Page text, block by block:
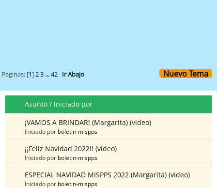
Páginas: [1]2 3 ...42 Ir Abajo Nuevo Tema
Asunto / Iniciado por
¡VAMOS A BRINDAR! (Margarita) (video)
Iniciado por boletin-mispps
¡¡Feliz Navidad 2022!! (video)
Iniciado por boletin-mispps
ESPECIAL NAVIDAD MISPPS 2022 (Margarita) (video)
Iniciado por boletin-mispps